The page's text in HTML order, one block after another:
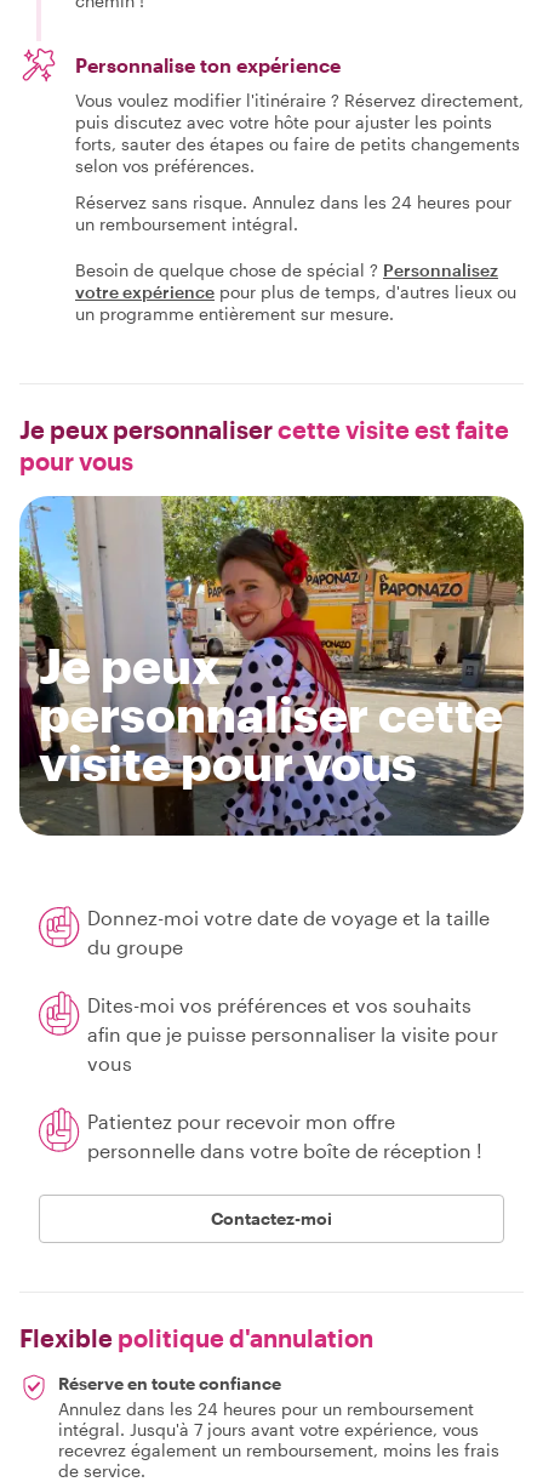
Personnalise ton expérience
Vous voulez modifier l'itinéraire ? Réservez directement,
puis discutez avec votre hôte pour ajuster les points
forts, sauter des étapes ou faire de petits changements
selon vos préférences.
Réservez sans risque. Annulez dans les 24 heures pour
un remboursement intégral.
Besoin de quelque chose de spécial ? Personnalisez
votre expérience pour plus de temps, d'autres lieux ou
un programme entièrement sur mesure.
Je peux personnalisercette visite est faite
pour vous
Je peux
personnaliser cette
visite pour vous
Donnez-moi votre date de voyage et la taille
du groupe
Dites-moi vos préférences et vos souhaits
afin que je puisse personnaliser la visite pour
vous
Patientez pour recevoir mon offre
personnelle dans votre boîte de réception !
Contactez-moi
Flexible politique d'annulation
Réserve en toute confiance
Annulez dans les 24 heures pour un remboursement
intégral. Jusqu'à 7 jours avant votre expérience, vous
recevrez également un remboursement, moins les frais
de service.